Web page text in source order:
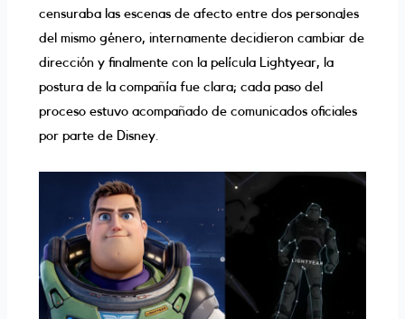
censuraba las escenas de afecto entre dos personajes
del mismo género, internamente decidieron cambiar de
dirección y finalmente con la película Lightyear, la
postura de la compañía fue clara; cada paso del
proceso estuvo acompañado de comunicados oficiales
por parte de Disney.